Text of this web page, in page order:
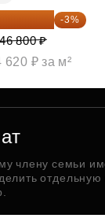
396 ₽ -3%
800 ₽
620 ₽ за м²
члену семьи
отдельную